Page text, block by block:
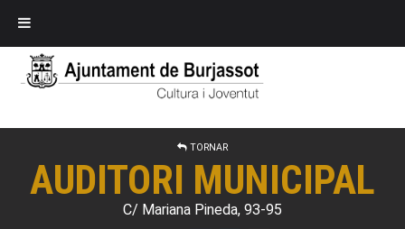
TORNAR
AUDITORI MUNICIPAL
C/ Mariana Pineda, 93-95